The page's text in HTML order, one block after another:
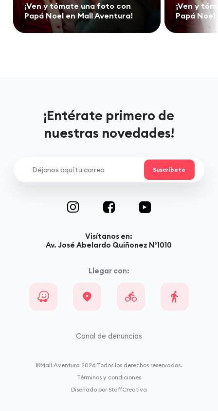
¡Ven y tómate una foto con
Papá Noel en Mall Aventura!
¡Ven y
Papá
¡Entérate primero de
nuestras novedades!
Visítanos en:
Av. José Abelardo Quiñonez N°1010
Llegar con:
Canal de denuncias
©Mall Aventura 2026 Todos los derechos reservados.
Términos y condiciones
Diseñado por StaffCreativa